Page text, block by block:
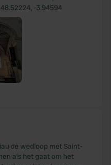
-3.94594
de wedloop met Saint-
als het gaat om het